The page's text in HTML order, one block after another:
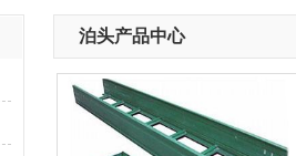
泊头产品中心